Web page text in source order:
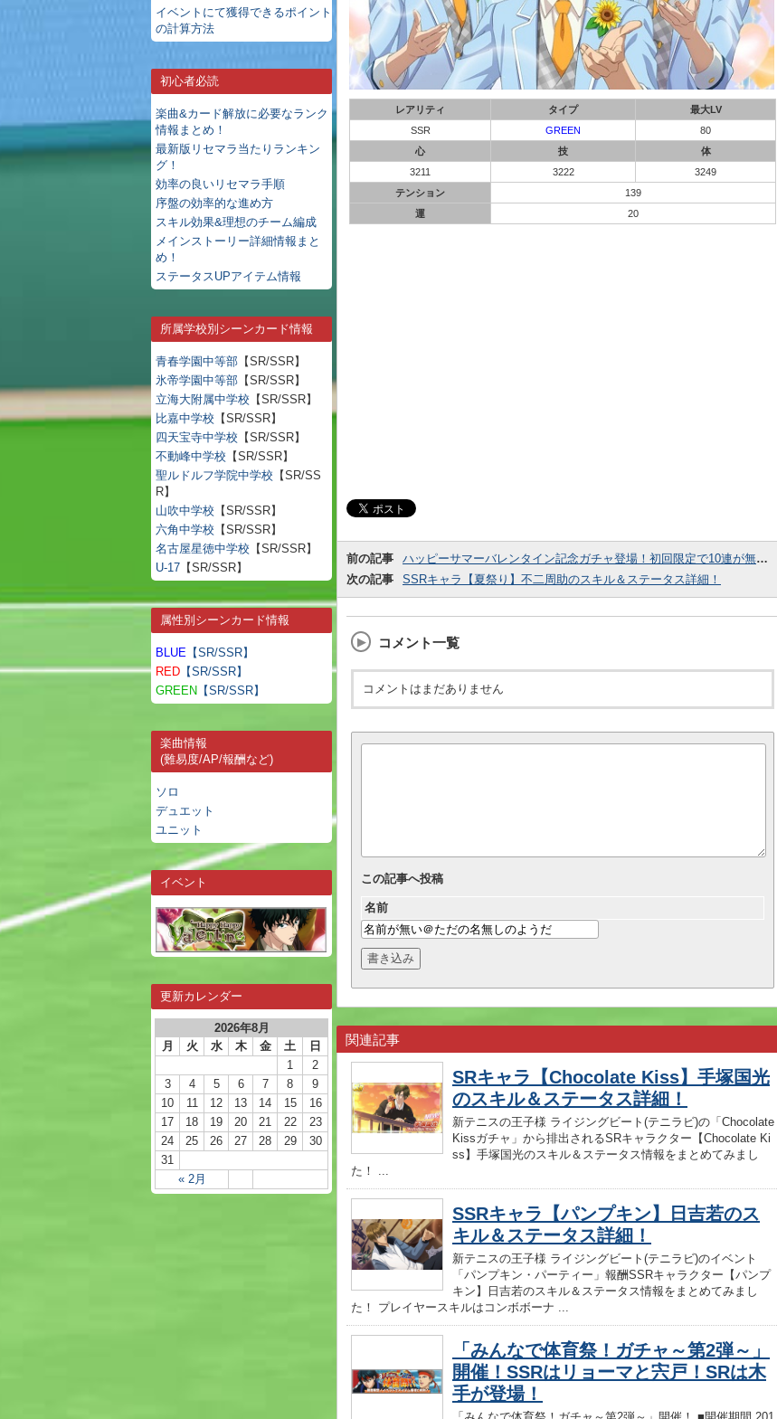
イベントにて獲得できるポイント
の計算方法
初心者必読
楽曲&カード解放に必要なランク
情報まとめ！
最新版リセマラ当たりランキン
グ！
効率の良いリセマラ手順
序盤の効率的な進め方
スキル効果&理想のチーム編成
メインストーリー詳細情報まと
め！
ステータスUPアイテム情報
所属学校別シーンカード情報
青春学園中等部 【SR/SSR】
氷帝学園中等部 【SR/SSR】
立海大附属中学校 【SR/SSR】
比嘉中学校 【SR/SSR】
四天宝寺中学校 【SR/SSR】
不動峰中学校 【SR/SSR】
聖ルドルフ学院中学校 【SR/SS
R】
山吹中学校 【SR/SSR】
六角中学校 【SR/SSR】
名古屋星徳中学校 【SR/SSR】
U-17 【SR/SSR】
属性別シーンカード情報
BLUE 【SR/SSR】
RED 【SR/SSR】
GREEN 【SR/SSR】
楽曲情報
(難易度/AP/報酬など)
ソロ
デュエット
ユニット
イベント
更新カレンダー
2026年8月
月
火 水 木 金 土 日
« 2月
1
2
3
4 5 6 7 8
9
10
11 12 13 14 15
16
17
18 19 20 21 22
23
24
25 26 27 28 29
30
31
レアリティ タイプ
最大LV
SSR
GREEN
80
心
技
体
3211
3222
3249
テンション
139
運
20
前の記事
ハッピーサマーバレンタイン記念ガチャ登場！初回限定で10連が無料！
次の記事
SSRキャラ【夏祭り】不二周助のスキル＆ステータス詳細！
コメント一覧
コメントはまだありません
この記事へ投稿
名前
関連記事
SRキャラ【Chocolate Kiss】手塚国光
のスキル＆ステータス詳細！
新テニスの王子様 ライジングビート(テニラビ)の「Chocolate
Kissガチャ」から排出されるSRキャラクター【Chocolate Ki
ss】手塚国光のスキル＆ステータス情報をまとめてみまし
た！ ...
SSRキャラ【パンプキン】日吉若のス
キル＆ステータス詳細！
新テニスの王子様 ライジングビート(テニラビ)のイベント
「パンプキン・パーティー」報酬SSRキャラクター【パンプ
キン】日吉若のスキル＆ステータス情報をまとめてみまし
た！ プレイヤースキルはコンボボーナ ...
「みんなで体育祭！ガチャ～第2弾～」
開催！SSRはリョーマと宍戸！SRは木
手が登場！